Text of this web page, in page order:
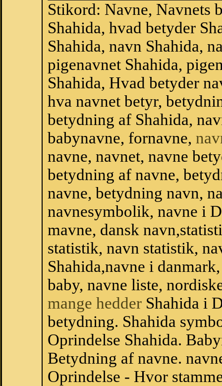
Stikord: Navne, Navnets
Shahida, hvad betyder
Shahida, navn Shahida,
pigenavnet Shahida,
Shahida, Hvad betyder
hva navnet betyr,
betydning af Shahida,
babynavne, fornavne,
navne, navnet, navne
betydning af navne,
navne, betydning navn,
navnesymbolik, navne i
mavne, dansk
statistik, navn statistik,
Shahida,navne i
baby, navne liste,
mange hedder Shahida i
betydning. Shahida
Oprindelse Shahida.
Betydning af navne.
Oprindelse - Hvor